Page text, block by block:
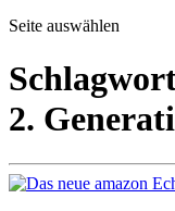
Seite auswählen
2.